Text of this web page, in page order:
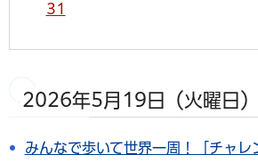
31
2026年5月19日（火曜日）
みんなで歩いて世界一周！「チャレ